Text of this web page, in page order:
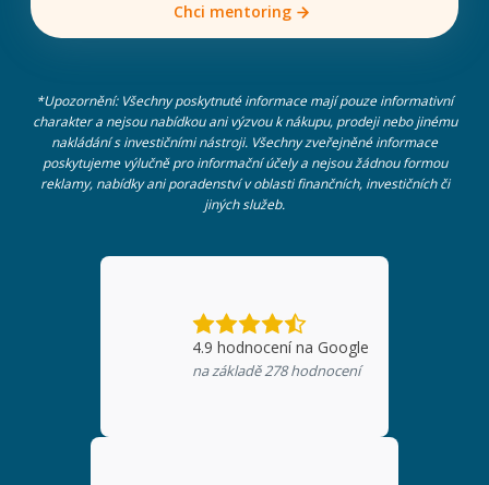
Chci mentoring
*Upozornění: Všechny poskytnuté informace mají pouze informativní
charakter a nejsou nabídkou ani výzvou k nákupu, prodeji nebo jinému
nakládání s investičními nástroji. Všechny zveřejněné informace
poskytujeme výlučně pro informační účely a nejsou žádnou formou
reklamy, nabídky ani poradenství v oblasti finančních, investičních či
jiných služeb.
4.9 hodnocení na Google
na základě278hodnocení